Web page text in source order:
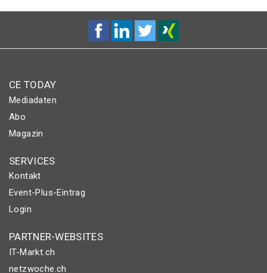
CE TODAY
Mediadaten
Abo
Magazin
SERVICES
Kontakt
Event-Plus-Eintrag
Login
PARTNER-WEBSITES
IT-Markt.ch
netzwoche.ch